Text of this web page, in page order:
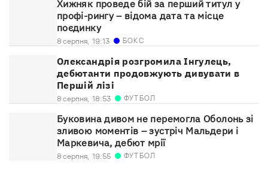
Хижняк проведе бій за перший титул у
профі-рингу – відома дата та місце
поєдинку
8 серпня, 19:13 БОКС
Олександрія розгромила Інгулець,
дебютанти продовжують дивувати в
Першій лізі
8 серпня, 18:53 ФУТБОЛ
Буковина дивом не перемогла Оболонь зі
зливою моментів – зустріч Мальдери і
Маркевича, дебют мрії
8 серпня, 19:55 ФУТБОЛ